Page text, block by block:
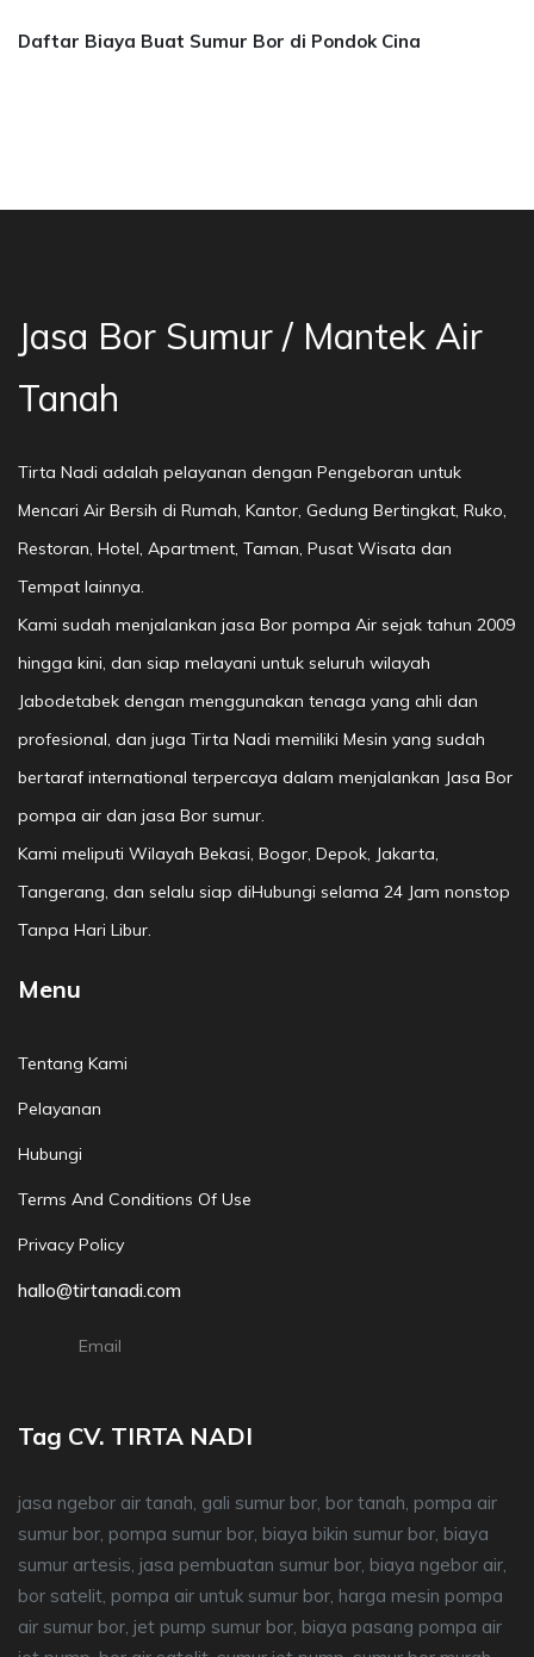
Daftar Biaya Buat Sumur Bor di Pondok Cina
Jasa Bor Sumur / Mantek Air
Tanah
Tirta Nadi adalah pelayanan dengan Pengeboran untuk
Mencari Air Bersih di Rumah, Kantor, Gedung Bertingkat, Ruko,
Restoran, Hotel, Apartment, Taman, Pusat Wisata dan
Tempat lainnya.
Kami sudah menjalankan jasa Bor pompa Air sejak tahun 2009
hingga kini, dan siap melayani untuk seluruh wilayah
Jabodetabek dengan menggunakan tenaga yang ahli dan
profesional, dan juga Tirta Nadi memiliki Mesin yang sudah
bertaraf international terpercaya dalam menjalankan Jasa Bor
pompa air dan jasa Bor sumur.
Kami meliputi Wilayah Bekasi, Bogor, Depok, Jakarta,
Tangerang, dan selalu siap diHubungi selama 24 Jam nonstop
Tanpa Hari Libur.
Menu
Tentang Kami
Pelayanan
Hubungi
Terms And Conditions Of Use
Privacy Policy
hallo@tirtanadi.com
Email
Tag CV. TIRTA NADI
jasa ngebor air tanah, gali sumur bor, bor tanah, pompa air
sumur bor, pompa sumur bor, biaya bikin sumur bor, biaya
sumur artesis, jasa pembuatan sumur bor, biaya ngebor air,
bor satelit, pompa air untuk sumur bor, harga mesin pompa
air sumur bor, jet pump sumur bor, biaya pasang pompa air